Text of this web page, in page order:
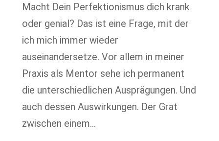
Macht Dein Perfektionismus dich krank
oder genial? Das ist eine Frage, mit der
ich mich immer wieder
auseinandersetze. Vor allem in meiner
Praxis als Mentor sehe ich permanent
die unterschiedlichen Ausprägungen. Und
auch dessen Auswirkungen. Der Grat
zwischen einem...